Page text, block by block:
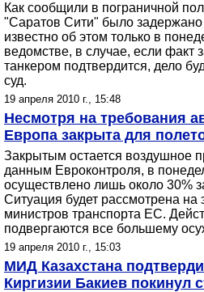
Как сообщили в пограничной
"Саратов Сити" было
известно об этом только в
ведомстве, в случае, если факт
танкером подтвердится, дело
суд.
19 апреля 2010 г., 15:48
Несмотря на требования
Европа закрыта для
Закрытым остается воздушное
данным Евроконтроля, в
осуществлено лишь около 30%
Ситуация будет рассмотрена
министров транспорта ЕС.
подвергаются все большему
19 апреля 2010 г., 15:03
МИД Казахстана
Киргизии Бакиев покинул